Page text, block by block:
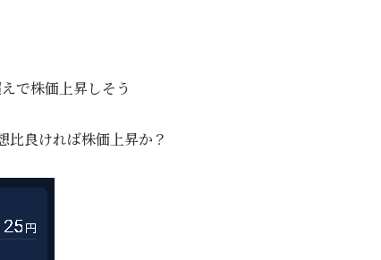
で株価上昇しそう
比良ければ株価上昇か？